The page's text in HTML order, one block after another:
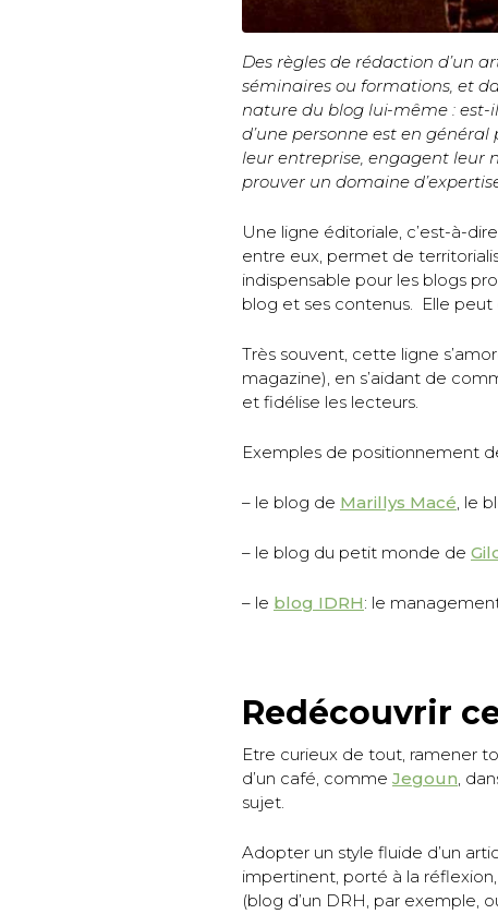
Des règles de rédaction d’un
séminaires ou formations, et
nature du blog lui-même : est-
d’une personne est en
leur entreprise, engagent leur
prouver un domaine
Une ligne éditoriale, c’est-à-
entre eux, permet de
indispensable pour les blogs
blog et ses contenus. Elle peut
Très souvent, cette ligne
magazine), en s’aidant de
et fidélise les lecteurs.
Exemples de positionnement
– le blog de Marillys Macé , le
– le blog du petit monde de
– le blog IDRH: le
Redécouvrir
Etre curieux de tout, ramener
d’un café, comme Jegoun ,
sujet.
Adopter un style fluide d’un
impertinent, porté à la
(blog d’un DRH, par exemple,